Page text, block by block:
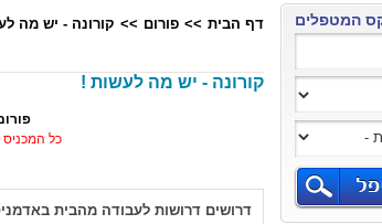
המטפלים דף הבית >> פורום >> קורונה - יש מה
קורונה - יש מה לעשות !
כל המכניס
דרושים דרושות לעבודה מהבית